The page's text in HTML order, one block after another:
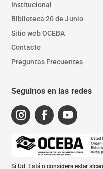
Institucional
Biblioteca 20 de Junio
Sitio web OCEBA
Contacto
Preguntas Frecuentes
Seguinos en las redes
Si Ud. Está o considera estar